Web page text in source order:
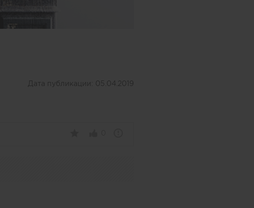
Дата публикации: 05.04.2019